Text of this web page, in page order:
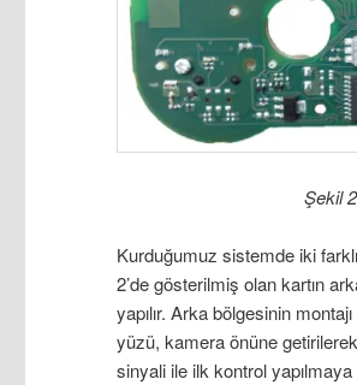
Şekil
Kurduğumuz sistemde iki
2’de gösterilmiş olan kartın
yapılır. Arka bölgesinin
yüzü, kamera önüne
sinyali ile ilk kontrol yapılmaya